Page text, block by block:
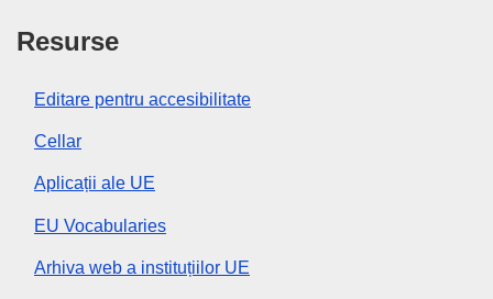
Resurse
Editare pentru accesibilitate
Cellar
Aplicații ale UE
EU Vocabularies
Arhiva web a instituțiilor UE